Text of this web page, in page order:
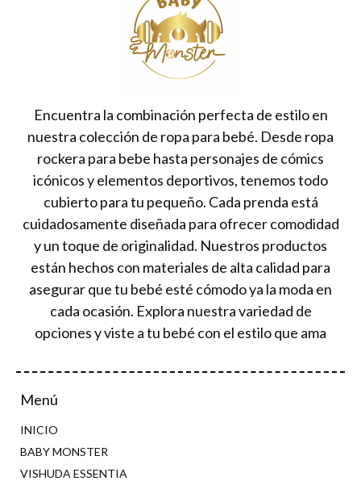
Encuentra la combinación perfecta de estilo en
nuestra colección de ropa para bebé. Desde ropa
rockera para bebe hasta personajes de cómics
icónicos y elementos deportivos, tenemos todo
cubierto para tu pequeño. Cada prenda está
cuidadosamente diseñada para ofrecer comodidad
y un toque de originalidad. Nuestros productos
están hechos con materiales de alta calidad para
asegurar que tu bebé esté cómodo ya la moda en
cada ocasión. Explora nuestra variedad de
opciones y viste a tu bebé con el estilo que ama
Menú
INICIO
BABY MONSTER
VISHUDA ESSENTIA